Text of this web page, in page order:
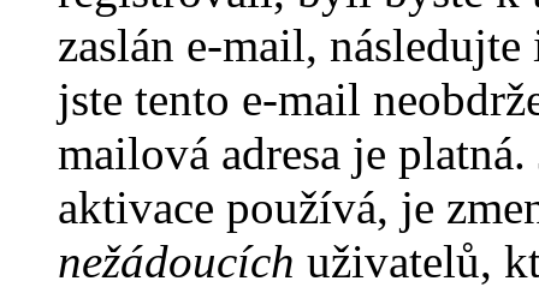
zaslán e-mail,
jste tento e-mail
mailová adresa je
aktivace používá, je
nežádoucích uživatelů,